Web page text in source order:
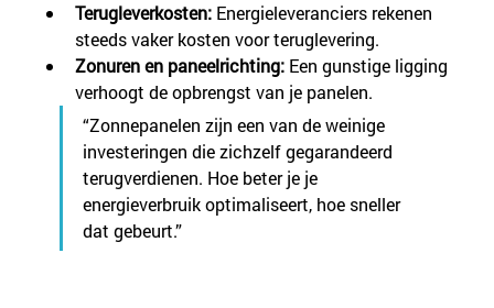
Terugleverkosten: Energieleveranciers rekenen
steeds vaker kosten voor teruglevering.
Zonuren en paneelrichting: Een gunstige ligging
verhoogt de opbrengst van je panelen.
“Zonnepanelen zijn een van de weinige
investeringen die zichzelf gegarandeerd
terugverdienen. Hoe beter je je
energieverbruik optimaliseert, hoe sneller
dat gebeurt.”